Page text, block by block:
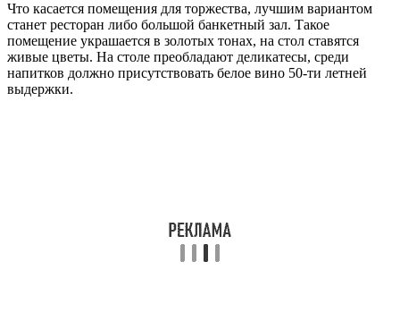
Что касается помещения для торжества, лучшим вариантом
станет ресторан либо большой банкетный зал. Такое
помещение украшается в золотых тонах, на стол ставятся
живые цветы. На столе преобладают деликатесы, среди
напитков должно присутствовать белое вино 50-ти летней
выдержки.